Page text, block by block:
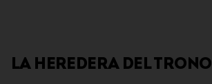
LA HEREDERA DEL TRONO